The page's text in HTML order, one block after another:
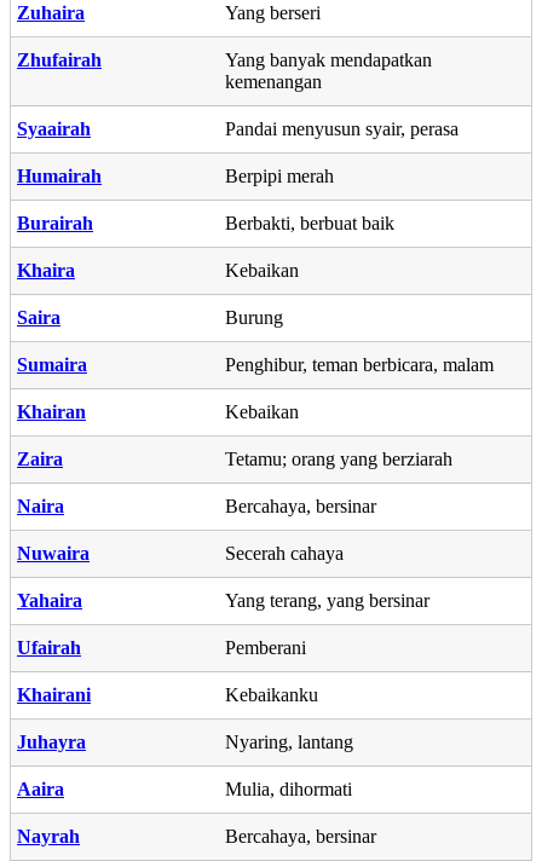
Zuhaira Yang berseri
Zhufairah
Yang banyak mendapatkan
kemenangan
Syaairah Pandai menyusun syair, perasa
Humairah Berpipi merah
Burairah Berbakti, berbuat baik
Khaira Kebaikan
Saira Burung
Sumaira Penghibur, teman berbicara, malam
Khairan Kebaikan
Zaira Tetamu; orang yang berziarah
Naira Bercahaya, bersinar
Nuwaira Secerah cahaya
Yahaira Yang terang, yang bersinar
Ufairah Pemberani
Khairani Kebaikanku
Juhayra Nyaring, lantang
Aaira Mulia, dihormati
Nayrah Bercahaya, bersinar